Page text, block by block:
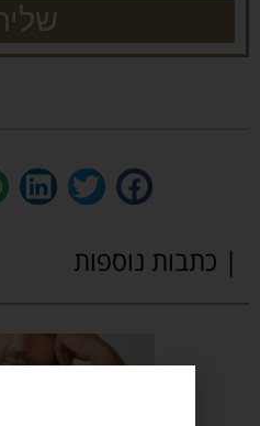
| כתבות נוספות